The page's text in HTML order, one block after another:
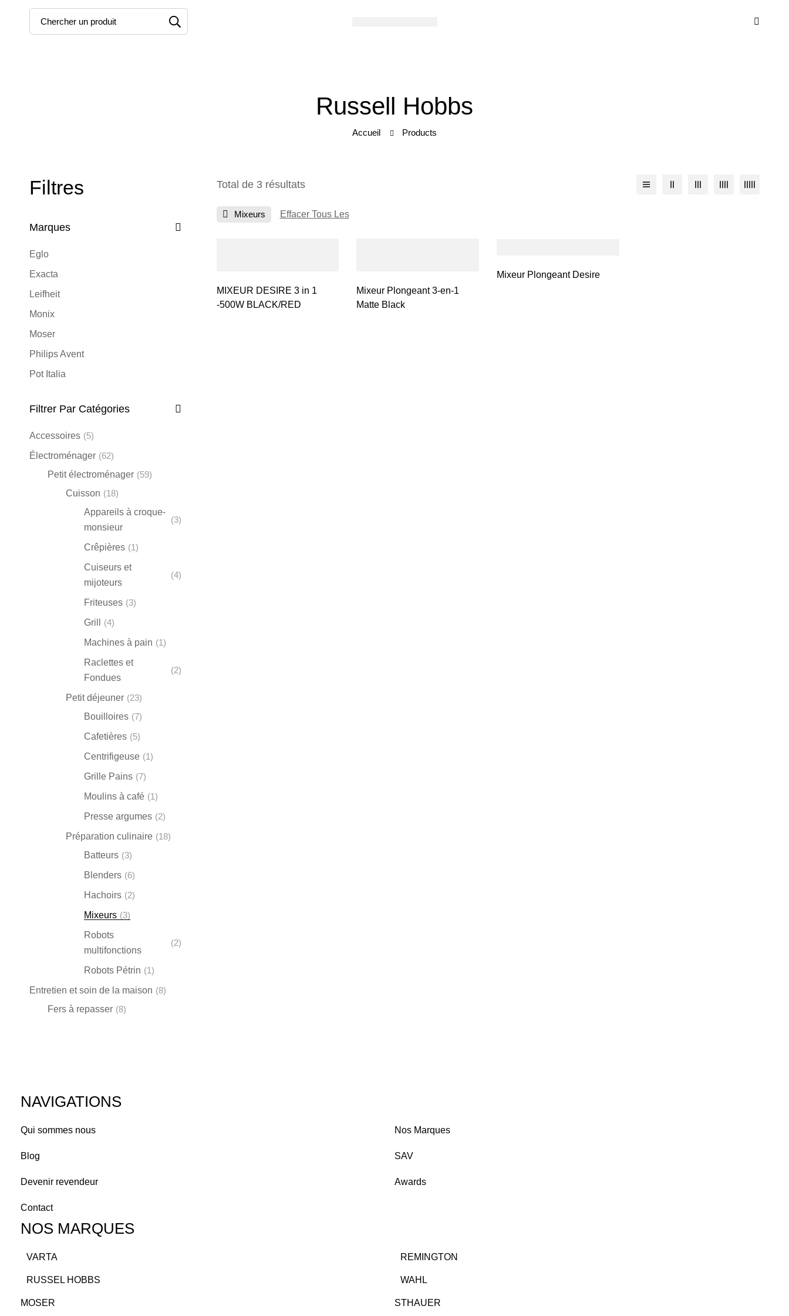
pour:
Russell Hobbs
Accueil Products
Filtres
Marques
Eglo
Exacta
Leifheit
Monix
Moser
Philips Avent
Pot Italia
Russell Hobbs
Silampos
Soehnle
Sthauer
Filtrer Par Catégories
Accessoires (5)
Électroménager (62)
Petit électroménager (59)
Cuisson (18)
Appareils à croque-
monsieur
(3)
Crêpières (1)
Cuiseurs et
mijoteurs
(4)
Friteuses (3)
Grill
(4)
Machines à pain (1)
Raclettes et
Fondues
(2)
Petit déjeuner (23)
Bouilloires (7)
Cafetières (5)
Centrifigeuse (1)
Grille Pains (7)
Moulins à café (1)
Presse argumes (2)
Préparation culinaire (18)
Batteurs (3)
Blenders (6)
Hachoirs (2)
Mixeurs (3)
Robots
multifonctions
(2)
Robots Pétrin (1)
Entretien et soin de la maison (8)
Fers à repasser (8)
Total de 3 résultats
Mixeurs Effacer Tous Les
MIXEUR DESIRE 3 in 1
-500W BLACK/RED
Mixeur Plongeant 3-en-1
Matte Black
Mixeur Plongeant Desire
NAVIGATIONS
Qui sommes nous Nos Marques
Blog SAV
Devenir revendeur Awards
Contact
NOS MARQUES
VARTA REMINGTON
RUSSEL HOBBS WAHL
MOSER STHAUER